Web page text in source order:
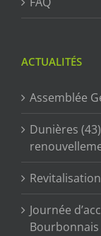
ACTUALITÉS
Assemblée
Dunières
Journée
Bourbonnais